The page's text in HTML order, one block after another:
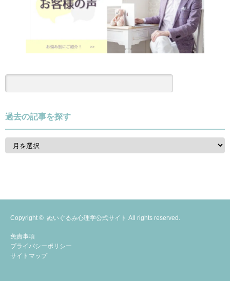
過去の記事を探す
過
Copyright © ぬいぐるみ心理学公式サイト All rights reserved.
免責事項
プライバシーポリシー
サイトマップ